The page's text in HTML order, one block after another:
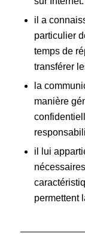
il a
particulier
temps de
transférer
la
manière
il lui
permettent